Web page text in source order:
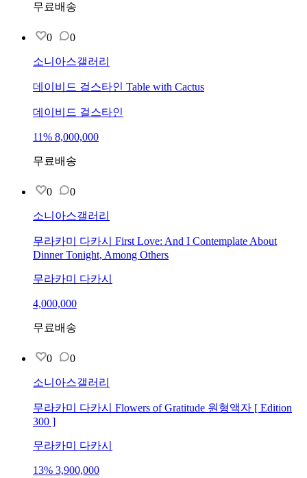
무료배송
0 0
소니아스갤러리
데이비드 걸스타인 Table with Cactus
데이비드 걸스타인
11% 8,000,000
무료배송
0 0
소니아스갤러리
무라카미 다카시 First Love: And I Contemplate About
Dinner Tonight, Among Others
무라카미 다카시
4,000,000
무료배송
0 0
소니아스갤러리
무라카미 다카시 Flowers of Gratitude 원형액자 [ Edition
300 ]
무라카미 다카시
13% 3,900,000